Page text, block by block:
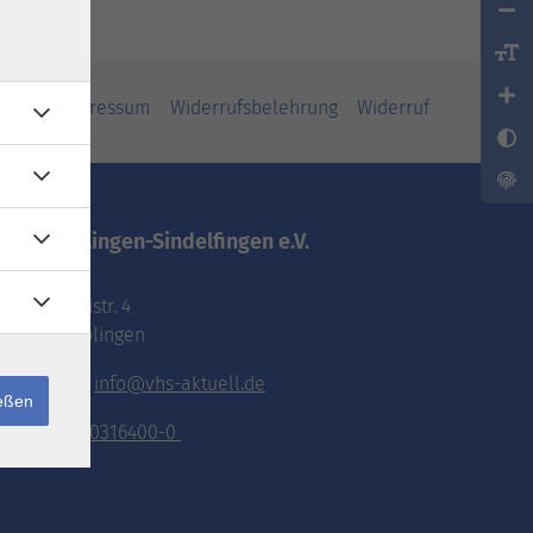
Impressum Widerrufsbelehrung Widerruf
vhs.Böblingen-Sindelfingen e.V.
Pestalozzistr. 4
71032 Böblingen
E-Mail: info@vhs-aktuell.de
Tel.: 070316400-0